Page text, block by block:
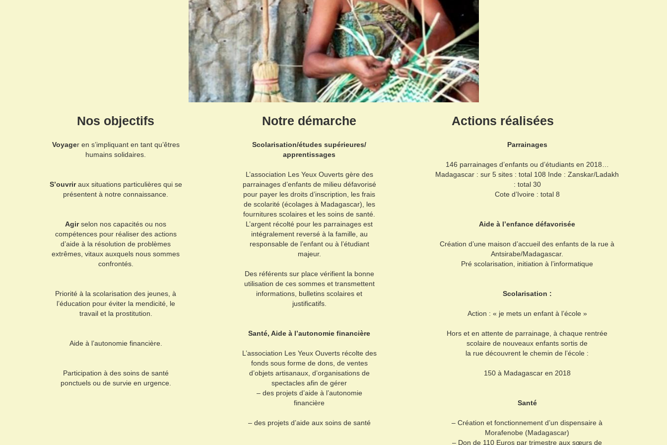
Nos objectifs Notre démarche Actions réalisées
Voyager en s’impliquant en tant qu’êtres
humains solidaires.
S’ouvriraux situations particulières qui se
présentent à notre connaissance.
Agirselon nos capacités ou nos
compétences pour réaliser des actions
d’aide à la résolution de problèmes
extrêmes, vitaux auxquels nous sommes
confrontés.
Priorité à la scolarisation des jeunes, à
l’éducation pour éviter la mendicité, le
travail et la prostitution.
Aide à l’autonomie financière.
Participation à des soins de santé
ponctuels ou de survie en urgence.
Scolarisation/études supérieures/
apprentissages
L’association Les Yeux Ouverts gère des
parrainages d’enfants de milieu défavorisé
pour payer les droits d’inscription, les frais
de scolarité (écolages à Madagascar), les
fournitures scolaires et les soins de santé.
L’argent récolté pour les parrainages est
intégralement reversé à la famille, au
responsable de l’enfant ou à l’étudiant
majeur.
Des référents sur place vérifient la bonne
utilisation de ces sommes et transmettent
informations, bulletins scolaires et
justificatifs.
Santé, Aide à l’autonomie financière
L’association Les Yeux Ouverts récolte des
fonds sous forme de dons, de ventes
d’objets artisanaux, d’organisations de
spectacles afin de gérer
– des projets d’aide à l’autonomie
financière
– des projets d’aide aux soins de santé
Parrainages
146 parrainages d’enfants ou d’étudiants en 2018…
Madagascar : sur 5 sites : total 108 Inde : Zanskar/Ladakh
: total 30
Cote d’Ivoire : total 8
Aide à l’enfance défavorisée
Création d’une maison d’accueil des enfants de la rue à
Antsirabe/Madagascar.
Pré scolarisation, initiation à l’informatique
Scolarisation :
Action : « je mets un enfant à l’école »
Hors et en attente de parrainage, à chaque rentrée
scolaire de nouveaux enfants sortis de
la rue découvrent le chemin de l’école :
150 à Madagascar en 2018
Santé
– Création et fonctionnement d’un dispensaire à
Morafenobe (Madagascar)
– Don de 110 Euros par trimestre aux sœurs de